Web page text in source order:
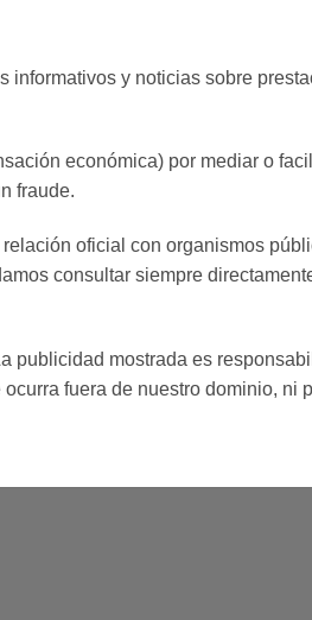
y noticias sobre
económica) por mediar o
fraude.
oficial con organismos
consultar siempre
publicidad mostrada es
fuera de nuestro dominio, ni